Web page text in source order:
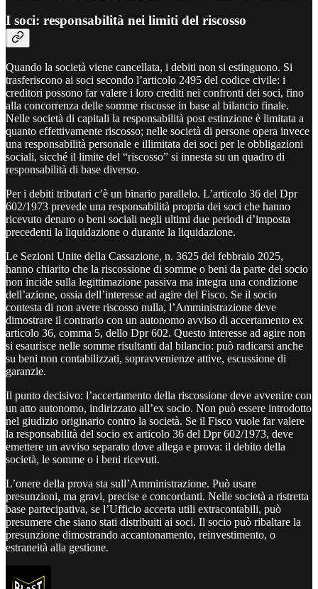
I soci: responsabilità nei limiti del riscosso
Quando la società viene cancellata, i debiti non si estinguono. Si
trasferiscono ai soci secondo l’articolo 2495 del codice civile: i
creditori possono far valere i loro crediti nei confronti dei soci, fino
alla concorrenza delle somme riscosse in base al bilancio finale.
Nelle società di capitali la responsabilità post estinzione è limitata a
quanto effettivamente riscosso; nelle società di persone opera invece
una responsabilità personale e illimitata dei soci per le obbligazioni
sociali, sicché il limite del “riscosso” si innesta su un quadro di
responsabilità di base diverso.
Per i debiti tributari c’è un binario parallelo. L’articolo 36 del Dpr
602/1973 prevede una responsabilità propria dei soci che hanno
ricevuto denaro o beni sociali negli ultimi due periodi d’imposta
precedenti la liquidazione o durante la liquidazione.
Le Sezioni Unite della Cassazione, n. 3625 del febbraio 2025,
hanno chiarito che la riscossione di somme o beni da parte del socio
non incide sulla legittimazione passiva ma integra una condizione
dell’azione, ossia dell’interesse ad agire del Fisco. Se il socio
contesta di non avere riscosso nulla, l’Amministrazione deve
dimostrare il contrario con un autonomo avviso di accertamento ex
articolo 36, comma 5, dello Dpr 602. Questo interesse ad agire non
si esaurisce nelle somme risultanti dal bilancio: può radicarsi anche
su beni non contabilizzati, sopravvenienze attive, escussione di
garanzie.
Il punto decisivo: l’accertamento della riscossione deve avvenire con
un atto autonomo, indirizzato all’ex socio. Non può essere introdotto
nel giudizio originario contro la società. Se il Fisco vuole far valere
la responsabilità del socio ex articolo 36 del Dpr 602/1973, deve
emettere un avviso separato dove allega e prova: il debito della
società, le somme o i beni ricevuti.
L’onere della prova sta sull’Amministrazione. Può usare
presunzioni, ma gravi, precise e concordanti. Nelle società a ristretta
base partecipativa, se l’Ufficio accerta utili extracontabili, può
presumere che siano stati distribuiti ai soci. Il socio può ribaltare la
presunzione dimostrando accantonamento, reinvestimento, o
estraneità alla gestione.